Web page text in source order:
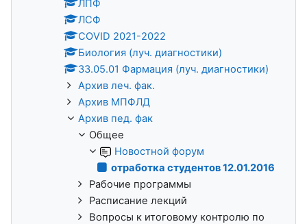
ЛПФ
ЛСФ
COVID 2021-2022
Биология (луч. диагностики)
33.05.01 Фармация (луч. диагностики)
Архив леч. фак.
Архив МПФЛД
Архив пед. фак
Общее
Новостной форум
отработка студентов 12.01.2016
Рабочие программы
Расписание лекций
Вопросы к итоговому контролю по